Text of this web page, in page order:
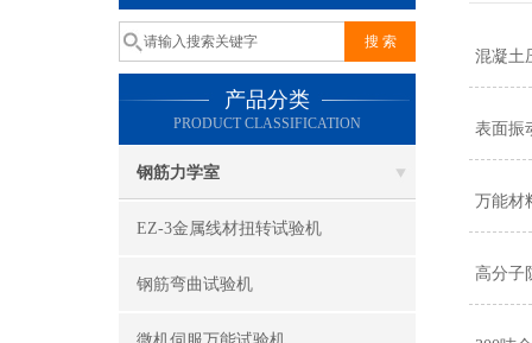
产品分类
PRODUCT CLASSIFICATION
钢筋力学室
EZ-3金属线材扭转试验机
钢筋弯曲试验机
混凝土
表面振
万能材
高分子